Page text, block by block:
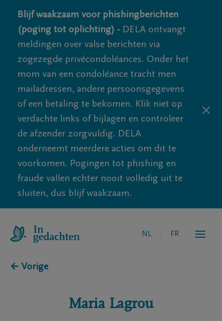
Blijf waakzaam voor phishingberichten
(poging tot oplichting) - DELA ontvangt
meldingen over valse berichten via
zogezegde privécondoléances. Onder het
mom van een condoléance tracht men
mailadressen, andere persoonsgegevens
of een betaling te bekomen. Klik niet op
verdachte links of bijlagen en controleer
de afzender zorgvuldig. DELA
onderneemt meerdere acties om dit te
voorkomen. Pogingen tot phishing en
fraude vallen echter nooit volledig uit te
sluiten, dus blijf waakzaam.
NL FR
← Vorige
Maria Lagrou